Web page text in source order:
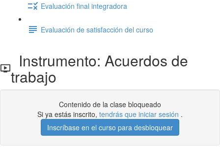
Evaluación final integradora
Evaluación de satisfacción del curso
Instrumento: Acuerdos de
trabajo
Contenido de la clase bloqueado
Si ya estás inscrito, tendrás que iniciar sesión .
Inscríbase en el curso para desbloquear